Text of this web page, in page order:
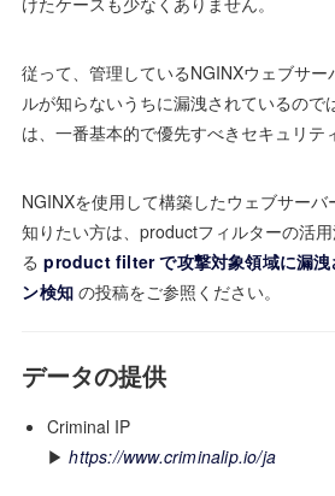
従って、管理しているNGINXウェブサー
ルが知らないうちに漏洩されているので
は、一番基本的で優先すべきセキュリテ
NGINXを使用して構築したウェブサー
知りたい方は、productフィルターの活
るproduct filter で攻撃対象領域に漏洩
ン検知の投稿をご参照ください。
データの提供
Criminal IP
▶https://www.criminalip.io/ja